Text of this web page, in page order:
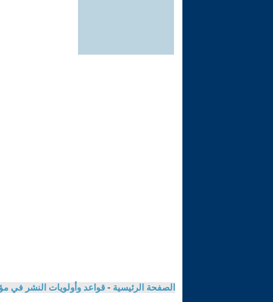
الصفحة الرئيسية - قواعد وأولويات النشر في